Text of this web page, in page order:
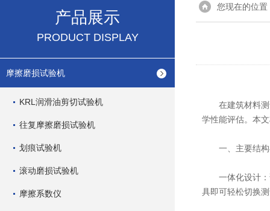
产品展示
PRODUCT DISPLAY
摩擦磨损试验机
KRL润滑油剪切试验机
往复摩擦磨损试验机
划痕试验机
滚动磨损试验机
摩擦系数仪
您现在的位置
在建筑材料测
学性能评估。本
一、主要结构
一体化设计：
具即可轻松切换